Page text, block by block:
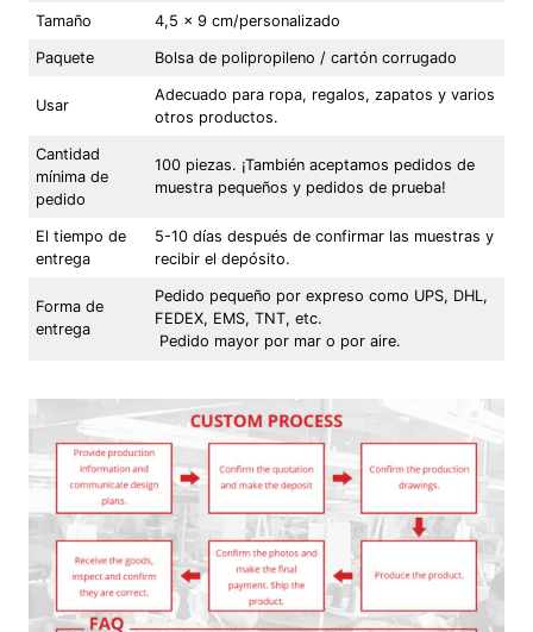
Tamaño 4,5 x 9 cm/personalizado
Paquete Bolsa de polipropileno / cartón corrugado
Usar
Adecuado para ropa, regalos, zapatos y varios
otros productos.
Cantidad
mínima de
pedido
100 piezas. ¡También aceptamos pedidos de
muestra pequeños y pedidos de prueba!
El tiempo de
entrega
5-10 días después de confirmar las muestras y
recibir el depósito.
Forma de
entrega
Pedido pequeño por expreso como UPS, DHL,
FEDEX, EMS, TNT, etc.
Pedido mayor por mar o por aire.